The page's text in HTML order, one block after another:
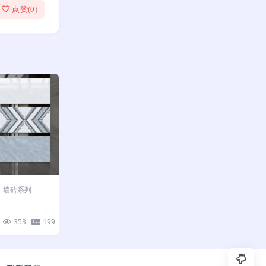
点赞(0)
墙砖系列
353 199